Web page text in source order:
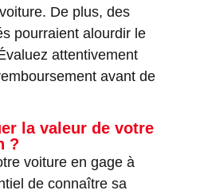
De plus, des
pourraient alourdir le
attentivement
avant de
la valeur de votre
?
voiture en gage à
de connaître sa